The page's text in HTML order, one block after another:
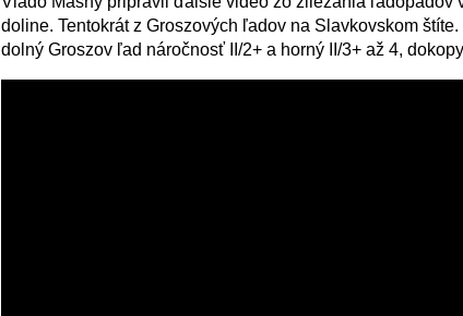
doline. Tentokrát z Groszových ľadov na Slavkovskom
dolný Groszov ľad náročnosť II/2+ a horný II/3+ až 4,